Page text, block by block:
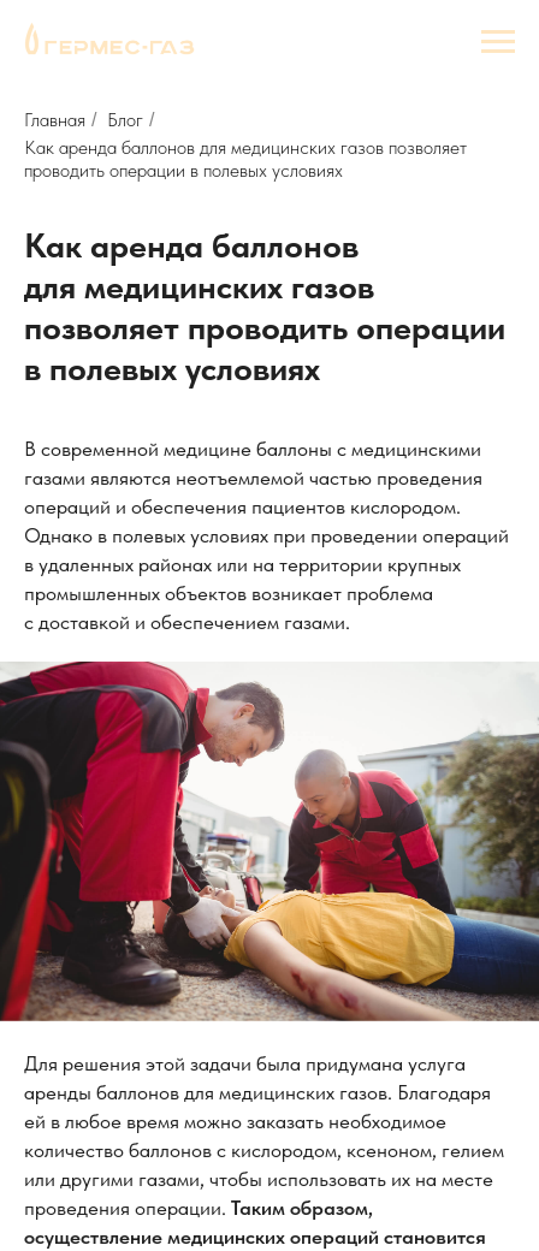
Главная / Блог /
Как аренда баллонов для медицинских газов позволяет
проводить операции в полевых условиях
Как аренда баллонов
для медицинских газов
позволяет проводить операции
в полевых условиях
В современной медицине баллоны с медицинскими
газами являются неотъемлемой частью проведения
операций и обеспечения пациентов кислородом.
Однако в полевых условиях при проведении операций
в удаленных районах или на территории крупных
промышленных объектов возникает проблема
с доставкой и обеспечением газами.
Для решения этой задачи была придумана услуга
аренды баллонов для медицинских газов. Благодаря
ей в любое время можно заказать необходимое
количество баллонов с кислородом, ксеноном, гелием
или другими газами, чтобы использовать их на месте
проведения операции. Таким образом,
осуществление медицинских операций становится